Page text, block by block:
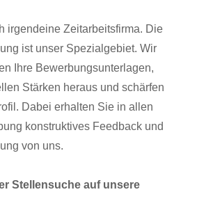
irgendeine Zeitarbeitsfirma. Die
ist unser Spezialgebiet. Wir
Ihre Bewerbungsunterlagen,
Stärken heraus und schärfen
Dabei erhalten Sie in allen
konstruktives Feedback und
von uns.
Stellensuche auf unsere